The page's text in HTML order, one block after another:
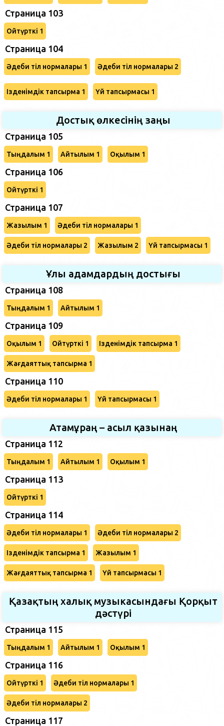
Страница 103
Ойтүрткі 1
Страница 104
Әдеби тіл нормалары 1 Әдеби тіл нормалары 2
Ізденімдік тапсырма 1 Үй тапсырмасы 1
Достық өлкесінің заңы
Страница 105
Тыңдалым 1 Айтылым 1 Оқылым 1
Страница 106
Ойтүрткі 1
Страница 107
Жазылым 1 Әдеби тіл нормалары 1
Әдеби тіл нормалары 2 Жазылым 2 Үй тапсырмасы 1
Ұлы адамдардың достығы
Страница 108
Тыңдалым 1 Айтылым 1
Страница 109
Оқылым 1 Ойтүрткі 1 Ізденімдік тапсырма 1
Жағдаяттық тапсырма 1
Страница 110
Әдеби тіл нормалары 1 Үй тапсырмасы 1
Атамұраң – асыл қазынаң
Страница 112
Тыңдалым 1 Айтылым 1 Оқылым 1
Страница 113
Ойтүрткі 1
Страница 114
Әдеби тіл нормалары 1 Әдеби тіл нормалары 2
Ізденімдік тапсырма 1 Жазылым 1
Жағдаяттық тапсырма 1 Үй тапсырмасы 1
Қазақтың халық музыкасындағы Қорқыт
дәстүрі
Страница 115
Тыңдалым 1 Айтылым 1 Оқылым 1
Страница 116
Ойтүрткі 1 Әдеби тіл нормалары 1
Әдеби тіл нормалары 2
Страница 117